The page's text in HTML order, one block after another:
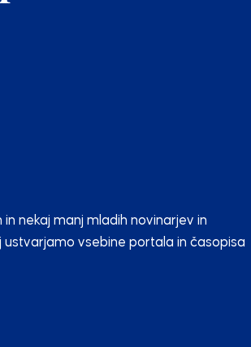
nekaj manj mladih novinarjev in
ustvarjamo vsebine portala in časopisa